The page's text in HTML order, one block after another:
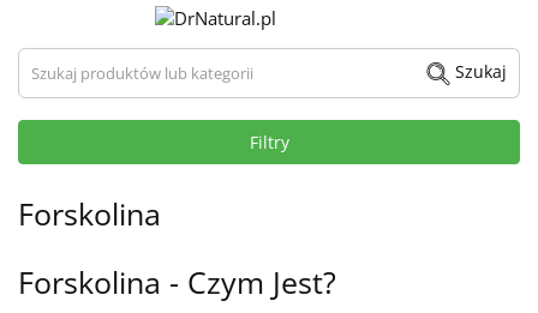
Szukaj produktów lub kategorii Szukaj
Filtry
Forskolina
Forskolina - Czym Jest?